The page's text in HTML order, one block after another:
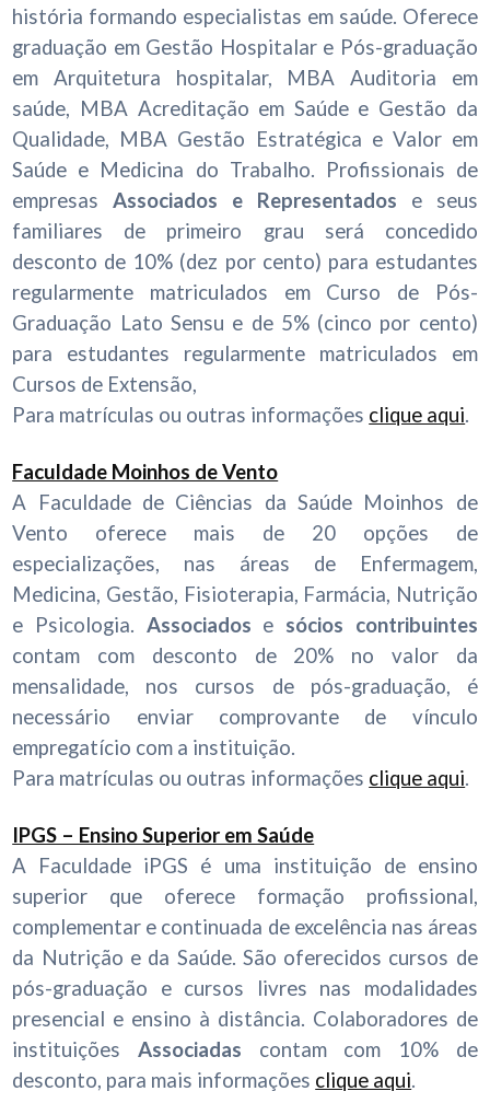
história formando especialistas em saúde. Oferece
graduação em Gestão Hospitalar e Pós-graduação
em Arquitetura hospitalar, MBA Auditoria em
saúde, MBA Acreditação em Saúde e Gestão da
Qualidade, MBA Gestão Estratégica e Valor em
Saúde e Medicina do Trabalho. Profissionais de
empresasAssociados e Representados e seus
familiares de primeiro grau será concedido
desconto de 10% (dez por cento) para estudantes
regularmente matriculados em Curso de Pós-
Graduação Lato Sensu e de 5% (cinco por cento)
para estudantes regularmente matriculados em
Cursos de Extensão,
Para matrículas ou outras informações clique aqui.
Faculdade Moinhos de Vento
A Faculdade de Ciências da Saúde Moinhos de
Vento oferece mais de 20 opções de
especializações, nas áreas de Enfermagem,
Medicina, Gestão, Fisioterapia, Farmácia, Nutrição
e Psicologia. Associados e sócios contribuintes
contam com desconto de 20% no valor da
mensalidade, nos cursos de pós-graduação, é
necessário enviar comprovante de vínculo
empregatício com a instituição.
Para matrículas ou outras informações clique aqui.
IPGS – Ensino Superior em Saúde
A Faculdade iPGS é uma instituição de ensino
superior que oferece formação profissional,
complementar e continuada de excelência nas áreas
da Nutrição e da Saúde. São oferecidos cursos de
pós-graduação e cursos livres nas modalidades
presencial e ensino à distância. Colaboradores de
instituições Associadas contam com 10% de
desconto, para mais informações clique aqui.